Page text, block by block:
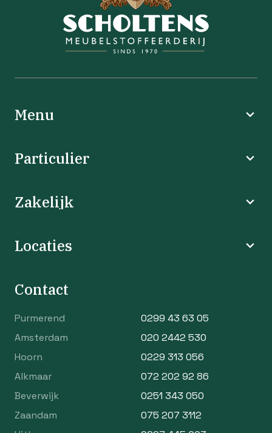
Menu
Particulier
Zakelijk
Locaties
Contact
Purmerend
0299 43 63 05
Amsterdam
020 2442 530
Hoorn
0229 313 056
Alkmaar
072 202 92 86
Beverwijk
0251 343 050
Zaandam
075 207 3112